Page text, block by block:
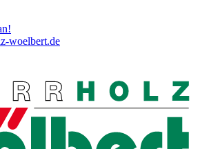
woelbert.de